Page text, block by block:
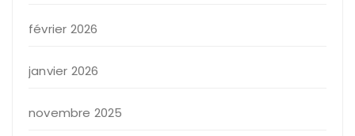
février 2026
janvier 2026
novembre 2025